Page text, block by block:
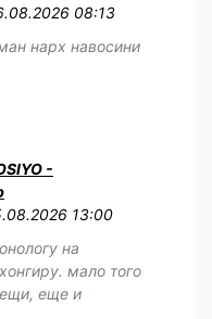
08:13
нарх навосини
-
13:00
на
мало того
еще и